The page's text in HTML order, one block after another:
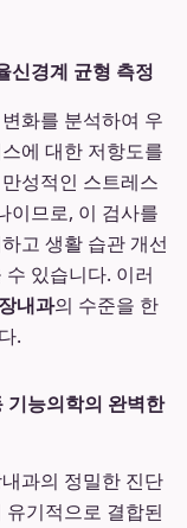
신경계 균형 측정
화를 분석하여 우
에 대한 저항도를
성적인 스트레스
이므로, 이 검사를
고 생활 습관 개선
있습니다. 이러
내과의 수준을 한
.
기능의학의 완벽한
과의 정밀한 진단
기적으로 결합된